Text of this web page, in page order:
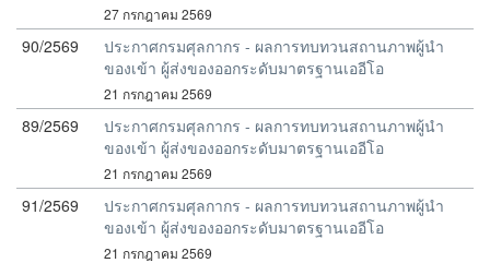
27 กรกฎาคม 2569
90/2569
ประกาศกรมศุลกากร - ผลการทบทวนสถานภาพผู้นำ
ของเข้า ผู้ส่งของออกระดับมาตรฐานเออีโอ
21 กรกฎาคม 2569
89/2569
ประกาศกรมศุลกากร - ผลการทบทวนสถานภาพผู้นำ
ของเข้า ผู้ส่งของออกระดับมาตรฐานเออีโอ
21 กรกฎาคม 2569
91/2569
ประกาศกรมศุลกากร - ผลการทบทวนสถานภาพผู้นำ
ของเข้า ผู้ส่งของออกระดับมาตรฐานเออีโอ
21 กรกฎาคม 2569